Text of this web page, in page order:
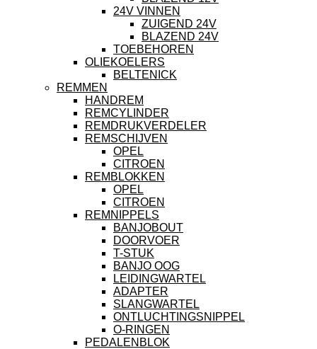
24V VINNEN
ZUIGEND 24V
BLAZEND 24V
TOEBEHOREN
OLIEKOELERS
BELTENICK
REMMEN
HANDREM
REMCYLINDER
REMDRUKVERDELER
REMSCHIJVEN
OPEL
CITROEN
REMBLOKKEN
OPEL
CITROEN
REMNIPPELS
BANJOBOUT
DOORVOER
T-STUK
BANJO OOG
LEIDINGWARTEL
ADAPTER
SLANGWARTEL
ONTLUCHTINGSNIPPEL
O-RINGEN
PEDALENBLOK